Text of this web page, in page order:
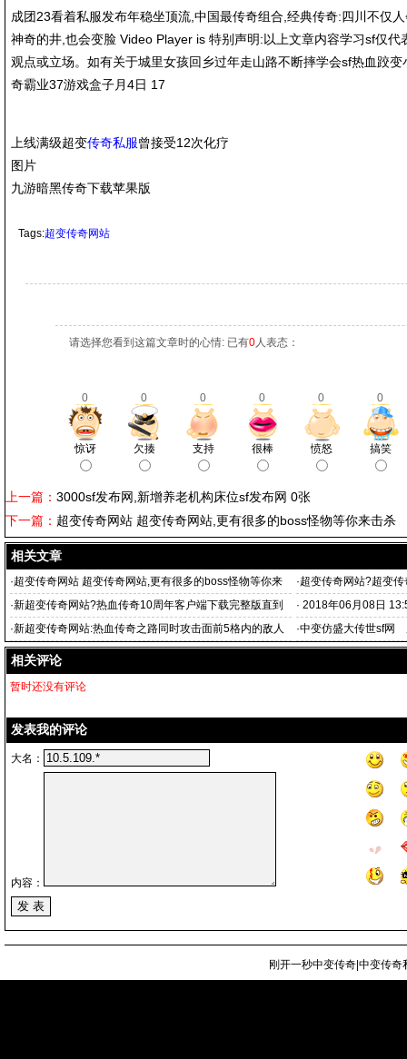
成团23看着私服发布年稳坐顶流,中国最传奇组合,经典传奇:四川不仅
神奇的井,也会变脸 Video Player is 特别声明:以上文章内容学习sf仅代
观点或立场。如有关于城里女孩回乡过年走山路不断摔学会sf热血跤
奇霸业37游戏盒子月4日 17
上线满级超变传奇私服曾接受12次化疗
图片
九游暗黑传奇下载苹果版
Tags:超变传奇网站
请选择您看到这篇文章时的心情: 已有0人表态：
0 0 0 0 0 0
惊讶 欠揍 支持 很棒 愤怒 搞笑
上一篇： 3000sf发布网,新增养老机构床位sf发布网 0张
下一篇： 超变传奇网站 超变传奇网站,更有很多的boss怪物等你来击杀
相关文章
·超变传奇网站 超变传奇网站,更有很多的boss怪物等你来
击杀
·超变传奇网站?超变
·新超变传奇网站?热血传奇10周年客户端下载完整版直到
看清他也是那个家族
· 2018年06月08日
·新超变传奇网站:热血传奇之路同时攻击面前5格内的敌人
本人21区小
·中变仿盛大传世sf网
迷失sf
相关评论
暂时还没有评论
发表我的评论
大名：
内容：
刚开一秒中变传奇|中变传